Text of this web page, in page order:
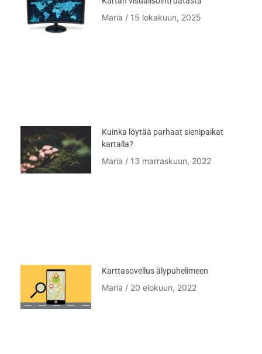
Maria 15 lokakuun, 2025
Kuinka löytää parhaat sienipaikat
kartalla?
Maria 13 marraskuun, 2022
Karttasovellus älypuhelimeen
Maria 20 elokuun, 2022